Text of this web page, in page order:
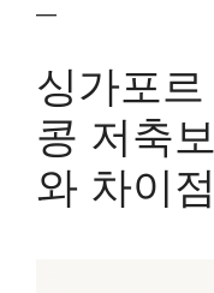
—
싱가포
콩 저축
와 차이점